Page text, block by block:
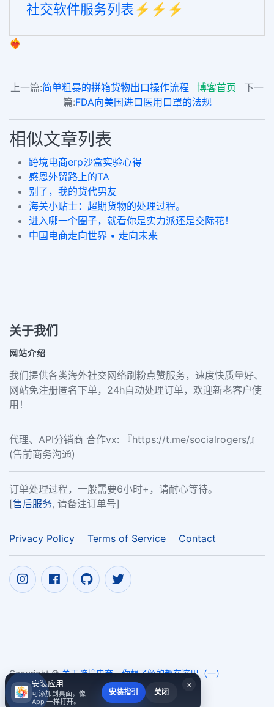
社交软件服务列表⚡️⚡️⚡️
❤️‍🔥
上一篇:简单粗暴的拼箱货物出口操作流程 博客首页
下一
篇:FDA向美国进口医用口罩的法规
相似文章列表
跨境电商erp沙盒实验心得
感恩外贸路上的TA
别了，我的货代男友
海关小贴士：超期货物的处理过程。
进入哪一个圈子，就看你是实力派还是交际花！
中国电商走向世界 • 走向未来
关于我们
网站介绍
我们提供各类海外社交网络刷粉点赞服务，速度快质量好、
网站免注册匿名下单，24h自动处理订单，欢迎新老客户使
用！
代理、API分销商 合作vx: 『https://t.me/socialrogers/』
(售前商务沟通)
订单处理过程，一般需要6小时+，请耐心等待。
[售后服务, 请备注订单号]
Privacy Policy Terms of Service Contact
Copyright ©关于跨境电商，你想了解的都在这里（一）
2017~2026
×
安装应用
可添加到桌面，像
App 一样打开。
安装指引 关闭